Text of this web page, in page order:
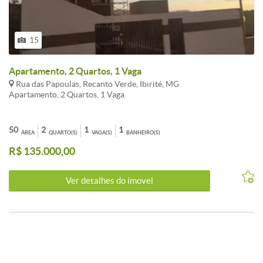
15
Apartamento, 2 Quartos, 1 Vaga
Rua das Papoulas, Recanto Verde, Ibirité, MG
Apartamento, 2 Quartos, 1 Vaga
ÁREA
50 QUARTO(S)
2 VAGA(S)
1 BANHEIRO(S)
1
R$ 135.000,00
Ver detalhes do ímovel